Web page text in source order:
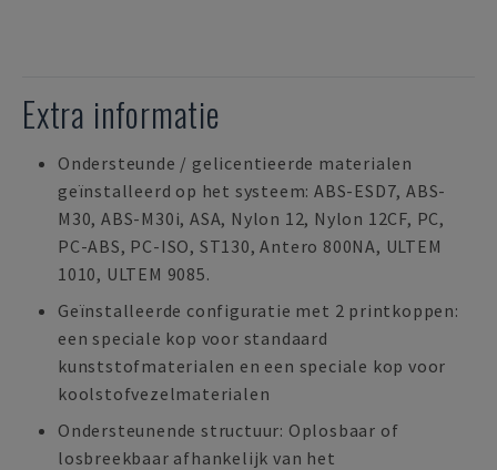
Extra informatie
Ondersteunde / gelicentieerde materialen
geïnstalleerd op het systeem: ABS-ESD7, ABS-
M30, ABS-M30i, ASA, Nylon 12, Nylon 12CF, PC,
PC-ABS, PC-ISO, ST130, Antero 800NA, ULTEM
1010, ULTEM 9085.
Geïnstalleerde configuratie met 2 printkoppen:
een speciale kop voor standaard
kunststofmaterialen en een speciale kop voor
koolstofvezelmaterialen
Ondersteunende structuur: Oplosbaar of
losbreekbaar afhankelijk van het